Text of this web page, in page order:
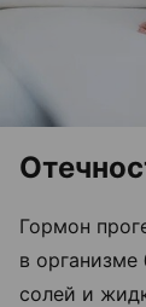
Гормон
в
солей и